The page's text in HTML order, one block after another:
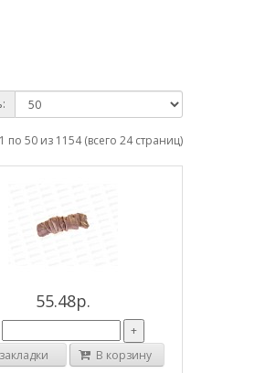
по 50 из 1154 (всего 24 страниц)
55.48р.
+
В корзину